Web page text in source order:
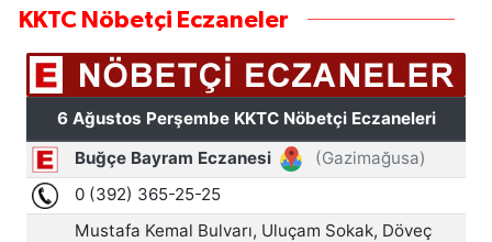
KKTC Nöbetçi Eczaneler